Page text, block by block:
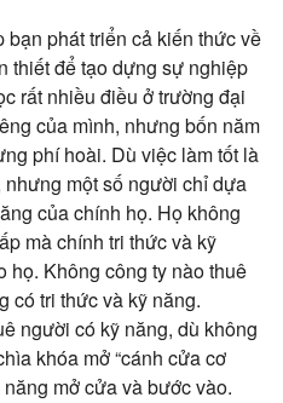
phát triển cả kiến thức về
thiết để tạo dựng sự nghiệp
rất nhiều điều ở trường đại
của mình, nhưng bốn năm
phí hoài. Dù việc làm tốt là
một số người chỉ dựa
của chính họ. Họ không
mà chính tri thức và kỹ
họ. Không công ty nào thuê
có tri thức và kỹ năng.
người có kỹ năng, dù không
khóa mở “cánh cửa cơ
mở cửa và bước vào.